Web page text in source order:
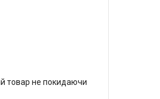
товар не покидаючи